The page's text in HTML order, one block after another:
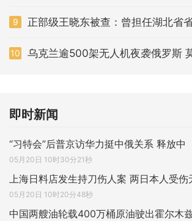
9 正部级王晓东被查：曾担任湖北省
10 乌克兰逾500架无人机夜袭俄罗斯
即时新闻
“习特会”后普京访华力挺中俄关系 释放中
05月20日 10时30分21秒
上海日料店发生持刀伤人案 两日本人受伤
05月20日 10时20分48秒
中国两艘油轮载400万桶原油驶出霍尔木